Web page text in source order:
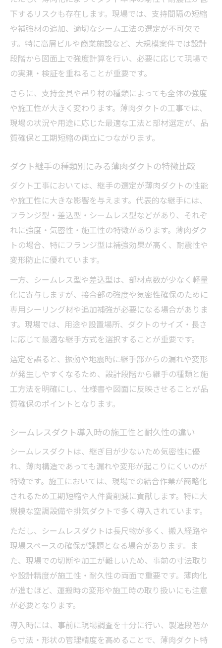
下するリスクも存在します。現場では、支持間隔の短縮
や補強材の追加、適切なシーム工法の選定が不可欠で
す。特に高層ビルや商業施設など、大規模案件では設計
段階から図面上で強度計算を行い、必要に応じて現場で
の実測・検証を重ねることが重要です。
さらに、支持金具や吊り材の種類によっても全体の強度
や施工性が大きく変わります。薄肉ダクトの工事では、
現場の状況や用途に応じた最適な工法と部材選定が、品
質確保と工期短縮の両立につながります。
ダクト継手の種類別にみる薄肉ダクトの特徴比較
ダクト工事においては、継手の選定が薄肉ダクトの性能
や施工性に大きな影響を与えます。代表的な継手には、
フランジ型・差込型・シームレス型などがあり、それぞ
れに強度・気密性・施工性の特徴があります。薄肉ダク
トの場合、特にフランジ型は補強効果が高く、耐震性や
変形防止に優れています。
一方、シームレス型や差込型は、部材点数が少なく軽量
化に寄与しますが、接合部の強度や気密性確保のために
専用シーリング材や追加補強が必要になる場合がありま
す。現場では、用途や設置場所、ダクトのサイズ・長さ
に応じて最適な継手方式を選択することが重要です。
選定を誤ると、振動や地震時に継手部からの漏れや変形
が発生しやすくなるため、設計段階から継手の種類と施
工方法を明確にし、仕様書や図面に反映させることが品
質確保のポイントとなります。
シームレスダクト導入時の施工性と耐久性の違い
シームレスダクトは、継ぎ目が少ないため気密性に優
れ、薄肉構造であっても漏れや変形が起こりにくいのが
特徴です。施工においては、現場での結合作業が簡略化
されるため工期短縮や人件費削減に貢献します。特に大
規模な空調設備や排気ダクトで多く導入されています。
ただし、シームレスダクトは長尺物が多く、搬入経路や
現場スペースの確保が課題となる場合があります。ま
た、現場での切断や加工が難しいため、事前の寸法取り
や設計精度が施工性・耐久性の両面で重要です。薄肉化
が進むほど、運搬時の変形や施工時の取り扱いにも注意
が必要となります。
導入時には、事前に現場調査を十分に行い、製造段階か
ら寸法・形状の管理精度を高めることで、薄肉ダクト特